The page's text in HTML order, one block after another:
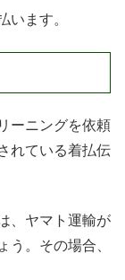
います。
ーニングを依頼
れている着払伝
、ヤマト運輸が
う。その場合、